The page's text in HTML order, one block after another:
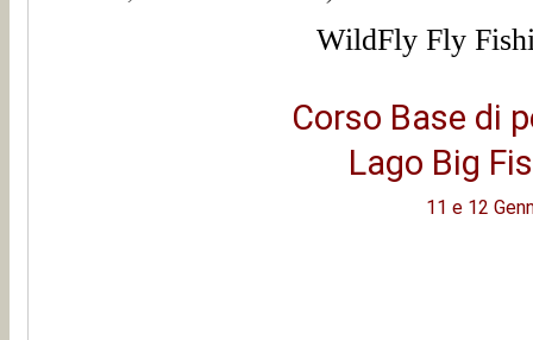
WildFly Fly
Corso Base di
Lago Big
11 e 12